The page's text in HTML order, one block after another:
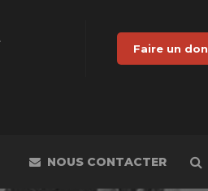
Faire un don
NOUS CONTACTER